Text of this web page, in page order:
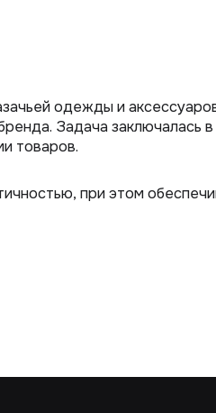
одежды и
Задача заключалась
товаров.
при этом